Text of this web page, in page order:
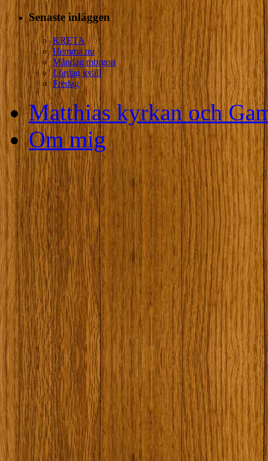
Senaste inläggen
KRETA
Hemma nu
Måndag morgon
Lördag kväll
Fredag
Matthias kyrkan och
Om mig